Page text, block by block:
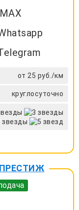
MAX
от 25 руб./км
круглосуточно
ПРЕСТИЖ